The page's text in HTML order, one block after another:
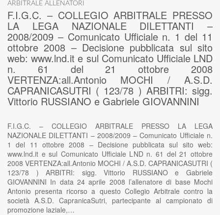
ARBITRALE ALLENATORI
F.I.G.C. – COLLEGIO ARBITRALE PRESSO
LA LEGA NAZIONALE DILETTANTI –
2008/2009 – Comunicato Ufficiale n. 1 del 11
ottobre 2008 – Decisione pubblicata sul sito
web: www.lnd.it e sul Comunicato Ufficiale LND
n. 61 del 21 ottobre 2008
VERTENZA:all.Antonio MOCHI / A.S.D.
CAPRANICASUTRI ( 123/78 ) ARBITRI: sigg.
Vittorio RUSSIANO e Gabriele GIOVANNINI
F.I.G.C. – COLLEGIO ARBITRALE PRESSO LA LEGA
NAZIONALE DILETTANTI – 2008/2009 – Comunicato Ufficiale n.
1 del 11 ottobre 2008 – Decisione pubblicata sul sito web:
www.lnd.it e sul Comunicato Ufficiale LND n. 61 del 21 ottobre
2008 VERTENZA:all.Antonio MOCHI / A.S.D. CAPRANICASUTRI (
123/78 ) ARBITRI: sigg. Vittorio RUSSIANO e Gabriele
GIOVANNINI In data 24 aprile 2008 l’allenatore di base Mochi
Antonio presenta ricorso a questo Collegio Arbitrale contro la
società A.S.D. CapranicaSutri, partecipante al campionato di
promozione laziale,…